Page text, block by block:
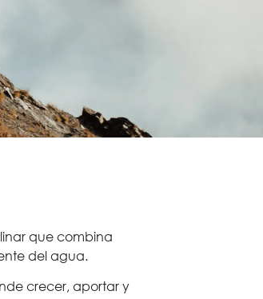
que combina
del agua.
crecer, aportar y